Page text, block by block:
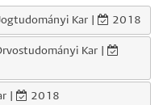
Kar | 2018
Kar |
| 2018